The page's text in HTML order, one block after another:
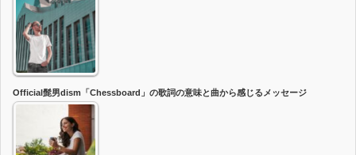
Official髭男dism「Chessboard」の歌詞の意味と曲から感じるメッセージ